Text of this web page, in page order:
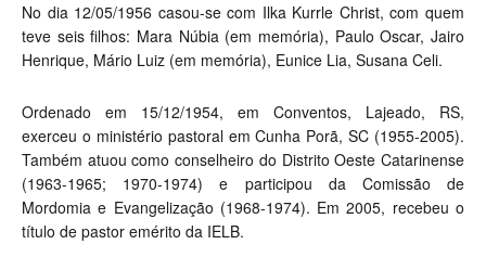
No dia 12/05/1956 casou-se com Ilka Kurrle Christ, com quem
teve seis filhos: Mara Núbia (em memória), Paulo Oscar, Jairo
Henrique, Mário Luiz (em memória), Eunice Lia, Susana Celi.
Ordenado em 15/12/1954, em Conventos, Lajeado, RS,
exerceu o ministério pastoral em Cunha Porã, SC (1955-2005).
Também atuou como conselheiro do Distrito Oeste Catarinense
(1963-1965; 1970-1974) e participou da Comissão de
Mordomia e Evangelização (1968-1974). Em 2005, recebeu o
título de pastor emérito da IELB.